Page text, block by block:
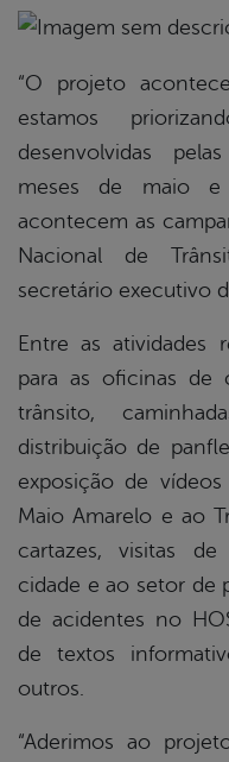
“O projeto
estamos
desenvolvidas
meses de maio e
acontecem as
Nacional de
secretário executivo
Entre as atividades
para as oficinas de
trânsito,
distribuição de
exposição de
Maio Amarelo e ao
cartazes, visitas
cidade e ao setor de
de acidentes no
de textos
outros.
“Aderimos ao